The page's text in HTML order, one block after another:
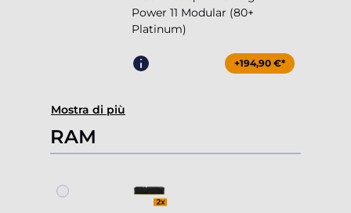
Power 11 Modular (80+
Platinum)
+194,90 €*
Mostra di più
RAM